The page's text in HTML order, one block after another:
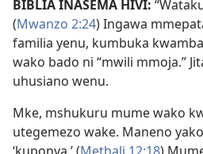
BIBLIA INASEMA HIVI:
(Mwanzo 2:24) Ingawa
familia yenu, kumbuka
wako bado ni “mwili mmoja.”
uhusiano wenu.
Mke, mshukuru mume wako
utegemezo wake. Maneno